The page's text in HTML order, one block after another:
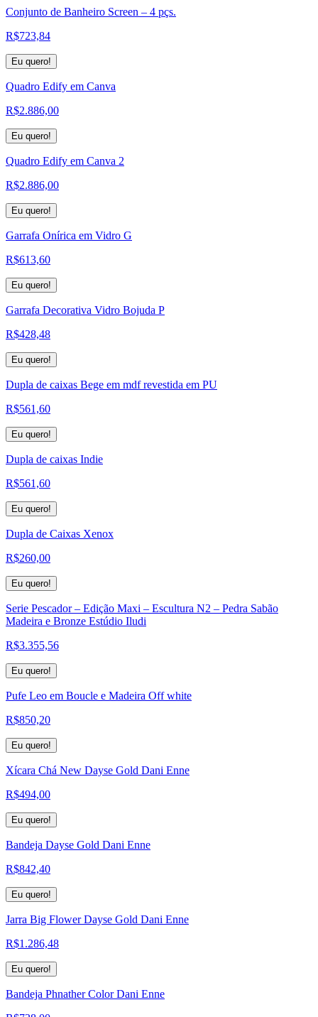
Conjunto de Banheiro Screen – 4 pçs.
R$723,84
Eu quero!
Quadro Edify em Canva
R$2.886,00
Eu quero!
Quadro Edify em Canva 2
R$2.886,00
Eu quero!
Garrafa Onírica em Vidro G
R$613,60
Eu quero!
Garrafa Decorativa Vidro Bojuda P
R$428,48
Eu quero!
Dupla de caixas Bege em mdf revestida em PU
R$561,60
Eu quero!
Dupla de caixas Indie
R$561,60
Eu quero!
Dupla de Caixas Xenox
R$260,00
Eu quero!
Serie Pescador – Edição Maxi – Escultura N2 – Pedra Sabão
Madeira e Bronze Estúdio Iludi
R$3.355,56
Eu quero!
Pufe Leo em Boucle e Madeira Off white
R$850,20
Eu quero!
Xícara Chá New Dayse Gold Dani Enne
R$494,00
Eu quero!
Bandeja Dayse Gold Dani Enne
R$842,40
Eu quero!
Jarra Big Flower Dayse Gold Dani Enne
R$1.286,48
Eu quero!
Bandeja Phnather Color Dani Enne